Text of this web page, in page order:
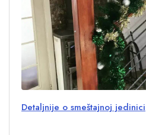
Detaljnije o smeštajnoj jedinici